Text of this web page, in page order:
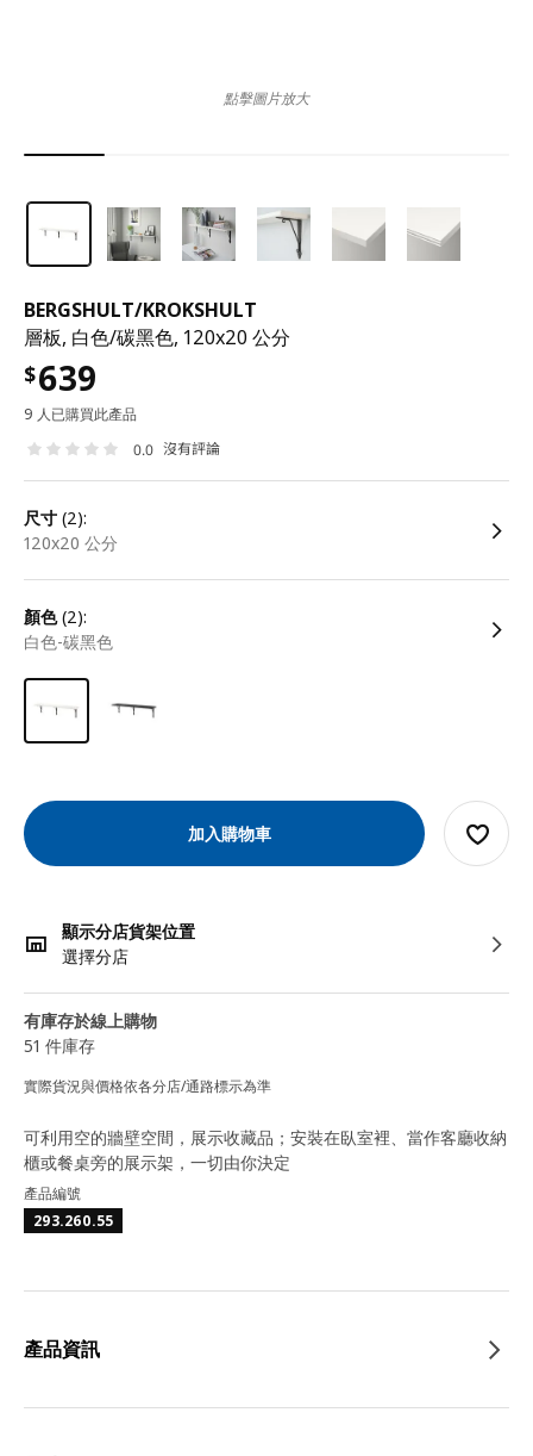
BERGSHULT/KROKSHULT
層板, 白色/碳黑色, 120x20 公分
$639
9 人已購買此產品
0.0 沒有評論
尺寸 (2):
120x20 公分
顏色(2):
白色-碳黑色
加入購物車
顯示分店貨架位置
選擇分店
有庫存於線上購物
51 件庫存
實際貨況與價格依各分店/通路標示為準
點擊圖片放大
可利用空的牆壁空間，展示收藏品；安裝在臥室裡、當作客廳收納
櫃或餐桌旁的展示架，一切由你決定
產品編號
293.260.55
產品資訊